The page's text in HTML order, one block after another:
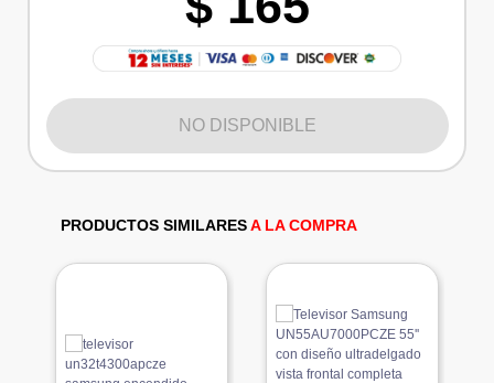
NO DISPONIBLE
PRODUCTOS SIMILARESA LA COMPRA